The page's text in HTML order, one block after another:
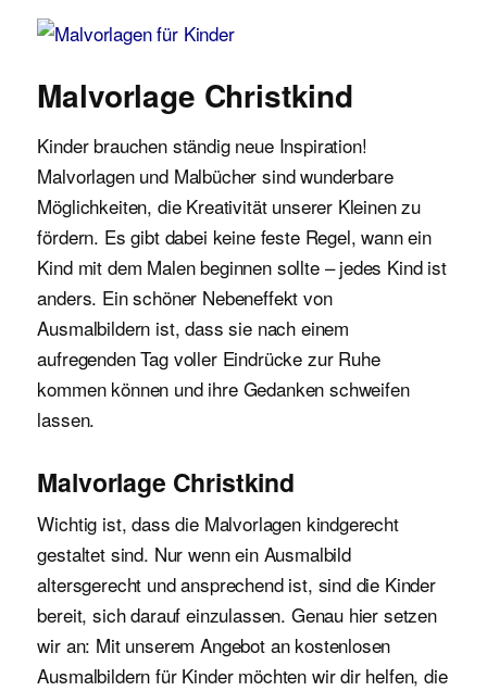
Malvorlagen für Kinder
Malvorlage Christkind
Kinder brauchen ständig neue Inspiration!
Malvorlagen und Malbücher sind wunderbare
Möglichkeiten, die Kreativität unserer Kleinen zu
fördern. Es gibt dabei keine feste Regel, wann ein
Kind mit dem Malen beginnen sollte – jedes Kind ist
anders. Ein schöner Nebeneffekt von
Ausmalbildern ist, dass sie nach einem
aufregenden Tag voller Eindrücke zur Ruhe
kommen können und ihre Gedanken schweifen
lassen.
Malvorlage Christkind
Wichtig ist, dass die Malvorlagen kindgerecht
gestaltet sind. Nur wenn ein Ausmalbild
altersgerecht und ansprechend ist, sind die Kinder
bereit, sich darauf einzulassen. Genau hier setzen
wir an: Mit unserem Angebot an kostenlosen
Ausmalbildern für Kinder möchten wir dir helfen, die